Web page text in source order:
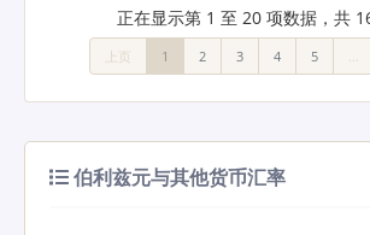
正在显示第 1 至 20 项数据，共
上页 1 2 3 4 5 …
伯利兹元与其他货币汇率